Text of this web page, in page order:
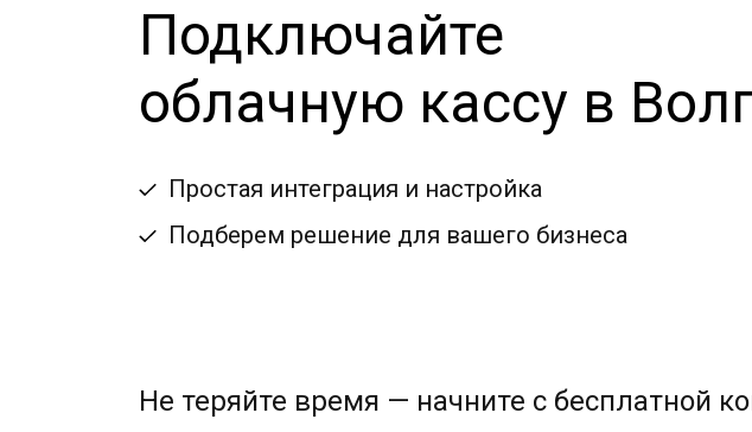
Подключайте
облачную кассу в
Простая интеграция и настройка
Подберем решение для вашего бизнеса
Не теряйте время — начните с бесплатной